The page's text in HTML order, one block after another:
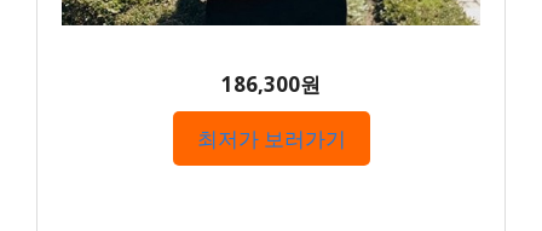
186,300원
최저가 보러가기